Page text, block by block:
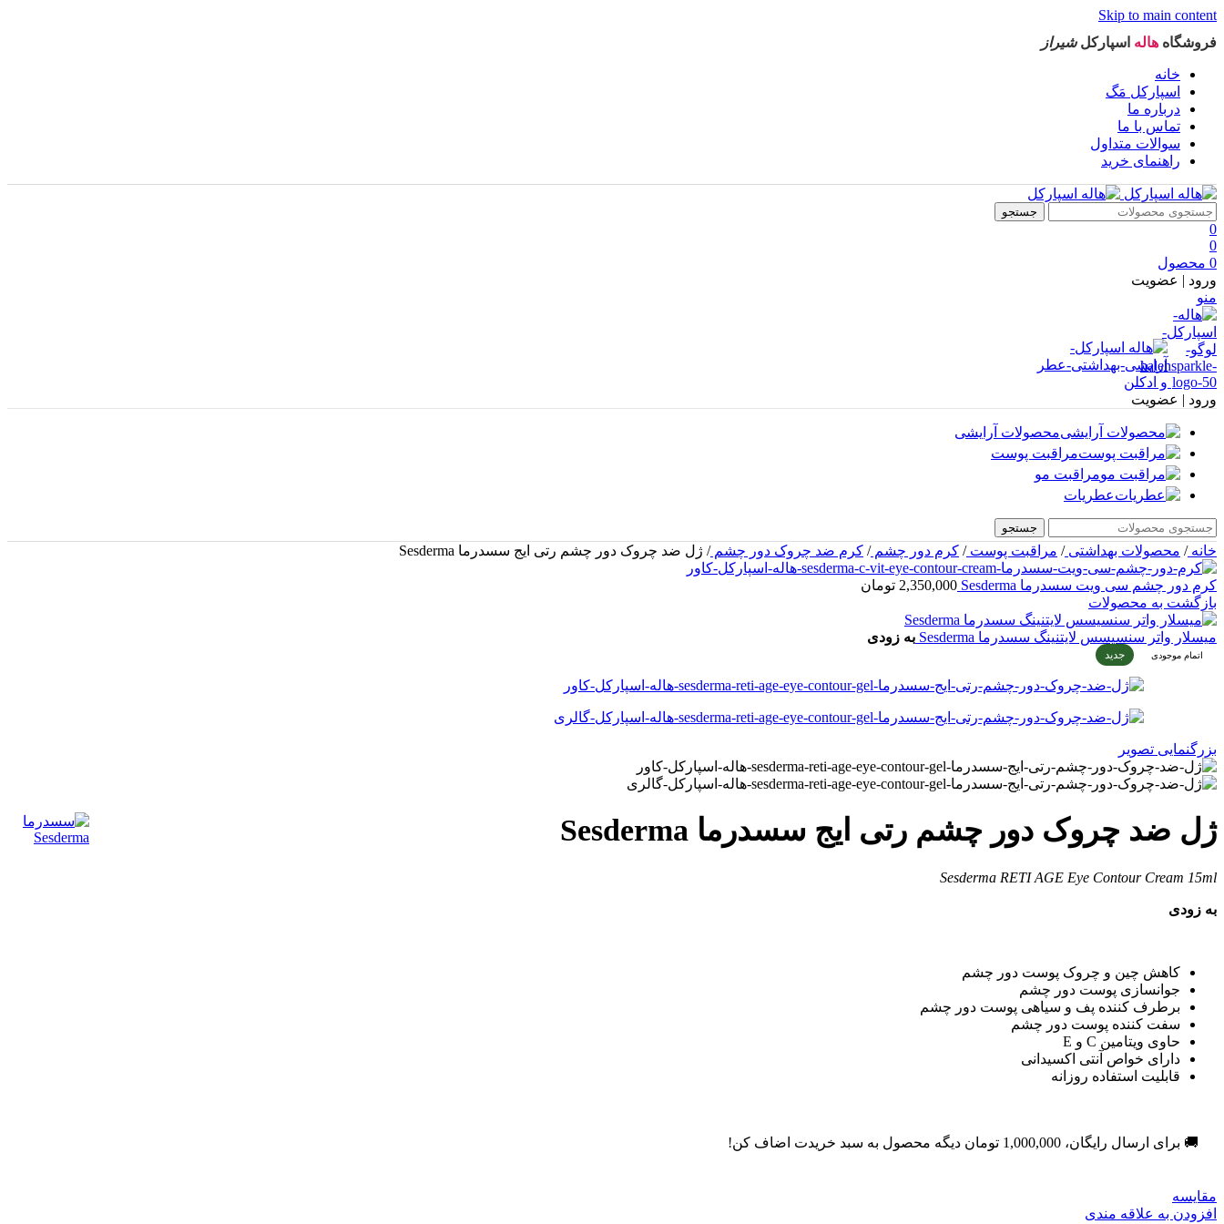
Skip to main content
فروشگاه هاله اسپارکلشیراز
خانه
اسپارکل مَگ
درباره ما
تماس با ما
سوالات متداول
راهنمای خرید
جستجو
0
0
0 محصول
ورود | عضویت
منو
ورود | عضویت
محصولات آرایشی
مراقبت پوست
مراقبت مو
عطریات
جستجو
خانه/ محصولات بهداشتی/ مراقبت پوست/ کرم دور چشم/ کرم ضد چروک دور چشم/ ژل ضد چروک دور چشم رتی ایج سسدرما Sesderma
کرم دور چشم سی ویت سسدرما Sesderma 2,350,000 تومان
بازگشت به محصولات
میسلار واتر سنسیسس لایتنینگ سسدرما Sesderma به زودی
اتمام موجودی جدید
بزرگنمایی تصویر
ژل ضد چروک دور چشم رتی ایج سسدرما Sesderma
Sesderma RETI AGE Eye Contour Cream 15ml
به زودی
کاهش چین و چروک پوست دور چشم
جوانسازی پوست دور چشم
برطرف کننده پف و سیاهی پوست دور چشم
سفت کننده پوست دور چشم
حاوی ویتامین C و E
دارای خواص آنتی اکسیدانی
قابلیت استفاده روزانه
🚚 برای ارسال رایگان، 1,000,000 تومان دیگه محصول به سبد خریدت اضاف کن!
مقایسه
افزودن به علاقه مندی